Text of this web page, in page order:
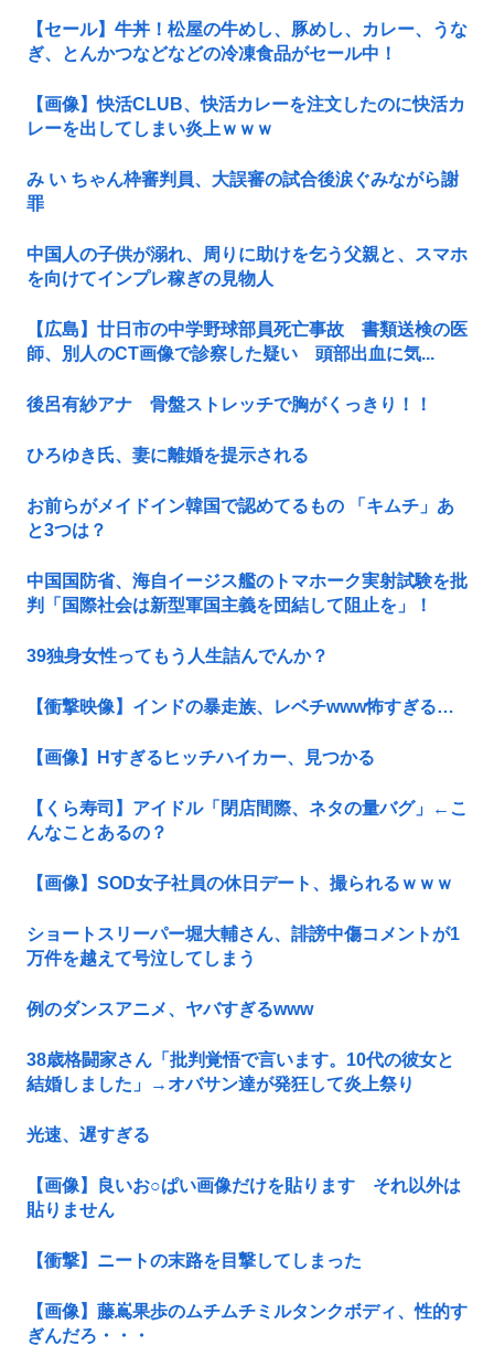
【セール】牛丼！松屋の牛めし、豚めし、カレー、うな
ぎ、とんかつなどなどの冷凍食品がセール中！
【画像】快活CLUB、快活カレーを注文したのに快活カ
レーを出してしまい炎上ｗｗｗ
み い ちゃん枠審判員、大誤審の試合後涙ぐみながら謝
罪
中国人の子供が溺れ、周りに助けを乞う父親と、スマホ
を向けてインプレ稼ぎの見物人
【広島】廿日市の中学野球部員死亡事故 書類送検の医
師、別人のCT画像で診察した疑い 頭部出血に気...
後呂有紗アナ 骨盤ストレッチで胸がくっきり！！
ひろゆき氏、妻に離婚を提示される
お前らがメイドイン韓国で認めてるもの 「キムチ」あ
と3つは？
中国国防省、海自イージス艦のトマホーク実射試験を批
判「国際社会は新型軍国主義を団結して阻止を」！
39独身女性ってもう人生詰んでんか？
【衝撃映像】インドの暴走族、レベチwww怖すぎる…
【画像】Hすぎるヒッチハイカー、見つかる
【くら寿司】アイドル「閉店間際、ネタの量バグ」←こ
んなことあるの？
【画像】SOD女子社員の休日デート、撮られるｗｗｗ
ショートスリーパー堀大輔さん、誹謗中傷コメントが1
万件を越えて号泣してしまう
例のダンスアニメ、ヤバすぎるwww
38歳格闘家さん「批判覚悟で言います。10代の彼女と
結婚しました」→オバサン達が発狂して炎上祭り
光速、遅すぎる
【画像】良いお○ぱい画像だけを貼ります それ以外は
貼りません
【衝撃】ニートの末路を目撃してしまった
【画像】藤嶌果歩のムチムチミルタンクボディ、性的す
ぎんだろ・・・